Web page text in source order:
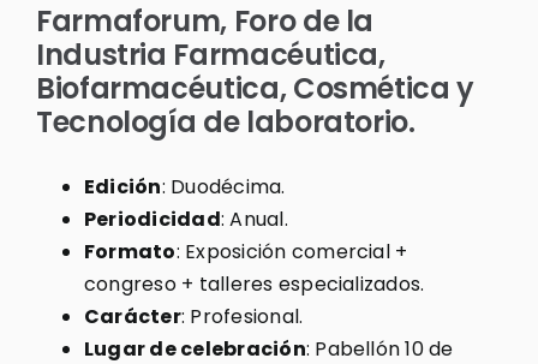
Farmaforum, Foro de la
Industria Farmacéutica,
Biofarmacéutica, Cosmética y
Tecnología de laboratorio.
Edición: Duodécima.
Periodicidad: Anual.
Formato: Exposición comercial +
congreso + talleres especializados.
Carácter: Profesional.
Lugar de celebración: Pabellón 10 de